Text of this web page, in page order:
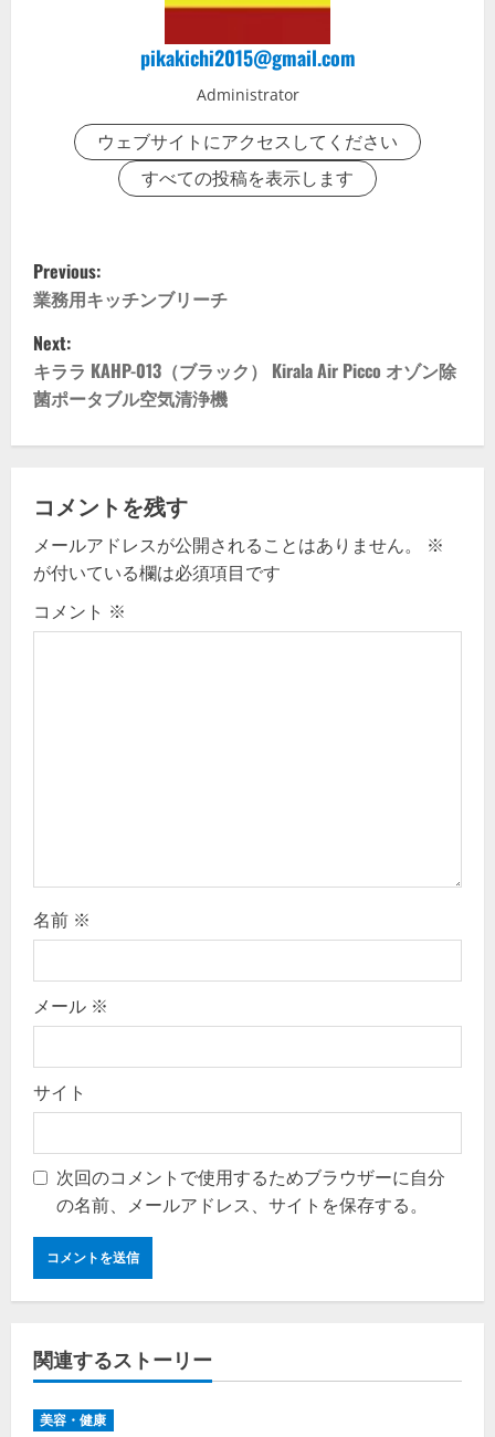
pikakichi2015@gmail.com
Administrator
ウェブサイトにアクセスしてください
すべての投稿を表示します
P
o
s
t
n
a
v
i
g
Previous:
業務用キッチンブリーチ
Next:
キララ KAHP-013（ブラック） Kirala Air Picco オゾン除
菌ポータブル空気清浄機
コメントを残す
メールアドレスが公開されることはありません。
※
が付いている欄は必須項目です
コメント ※
名前 ※
メール ※
サイト
次回のコメントで使用するためブラウザーに自分
の名前、メールアドレス、サイトを保存する。
関連するストーリー
美容・健康